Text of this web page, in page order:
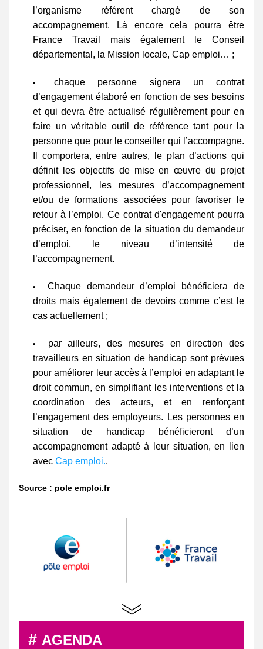
l’organisme référent chargé de son
accompagnement. Là encore cela pourra être
France Travail mais également le Conseil
départemental, la Mission locale, Cap emploi… ;
chaque personne signera un contrat
d’engagement élaboré en fonction de ses besoins
et qui devra être actualisé régulièrement pour en
faire un véritable outil de référence tant pour la
personne que pour le conseiller qui l’accompagne.
Il comportera, entre autres, le plan d’actions qui
définit les objectifs de mise en œuvre du projet
professionnel, les mesures d’accompagnement
et/ou de formations associées pour favoriser le
retour à l’emploi. Ce contrat d'engagement pourra
préciser, en fonction de la situation du demandeur
d’emploi, le niveau d’intensité de
l’accompagnement.
Chaque demandeur d’emploi bénéficiera de
droits mais également de devoirs comme c’est le
cas actuellement ;
par ailleurs, des mesures en direction des
travailleurs en situation de handicap sont prévues
pour améliorer leur accès à l’emploi en adaptant le
droit commun, en simplifiant les interventions et la
coordination des acteurs, et en renforçant
l’engagement des employeurs. Les personnes en
situation de handicap bénéficieront d’un
accompagnement adapté à leur situation, en lien
avec Cap emploi..
Source : pole emploi.fr
# AGENDA